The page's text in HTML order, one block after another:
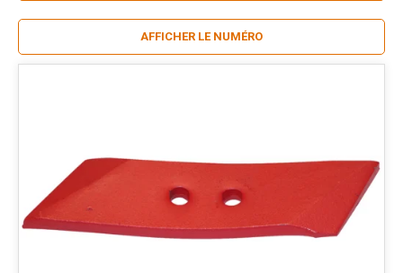
AFFICHER LE NUMÉRO